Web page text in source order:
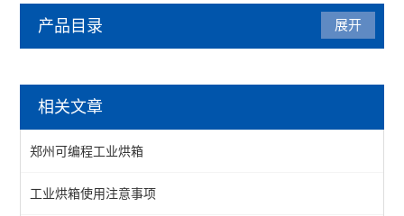
产品目录
热风循环烘箱
工业烘箱
恒温烘箱
展开
相关文章
郑州可编程工业烘箱
工业烘箱使用注意事项